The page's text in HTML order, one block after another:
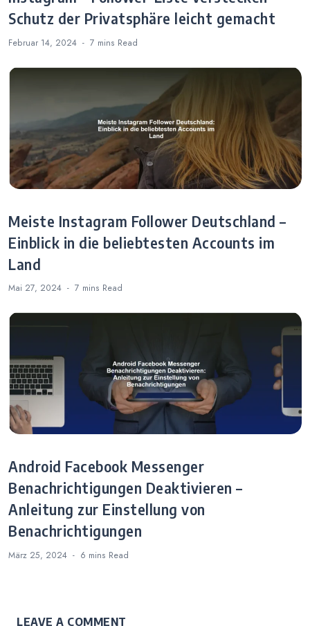
Schutz der Privatsphäre leicht gemacht
Februar 14, 2024 7 mins Read
Meiste Instagram Follower Deutschland –
Einblick in die beliebtesten Accounts im
Land
Mai 27, 2024 7 mins Read
Android Facebook Messenger
Benachrichtigungen Deaktivieren –
Anleitung zur Einstellung von
Benachrichtigungen
März 25, 2024 6 mins Read
LEAVE A COMMENT